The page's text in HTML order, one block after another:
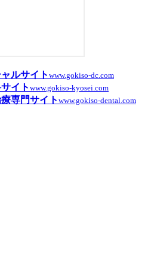
ルサイト www.gokiso-dc.com
イト www.gokiso-kyosei.com
専門サイト www.gokiso-dental.com